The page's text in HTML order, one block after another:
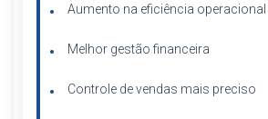
Aumento na eficiência operacional
Melhor gestão financeira
Controle de vendas mais preciso